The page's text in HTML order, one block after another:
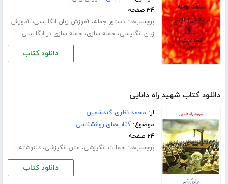
۳۴ صفحه
برچسب‌ها:دستور جمله،آموزش زبان انگلیسی،آموزش
زبان انگلیسی، جمله سازی، جمله سازی در انگلیسی
دانلود کتاب
دانلود کتاب شهید راه دانایی
از: محمد نظری گندشمین
موضوع:کتاب‌های روانشناسی
۲۴ صفحه
برچسب‌ها: جملات انگیزشی، متن انگیزشی،دلنوشته
دانلود کتاب